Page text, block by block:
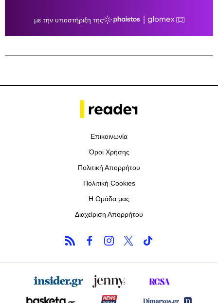
Επικοινωνία
Όροι Χρήσης
Πολιτική Απορρήτου
Πολιτική Cookies
Η Ομάδα μας
Διαχείριση Απορρήτου